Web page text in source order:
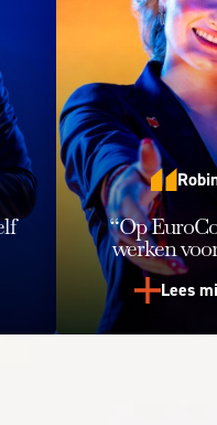
“Op
werken
Lees